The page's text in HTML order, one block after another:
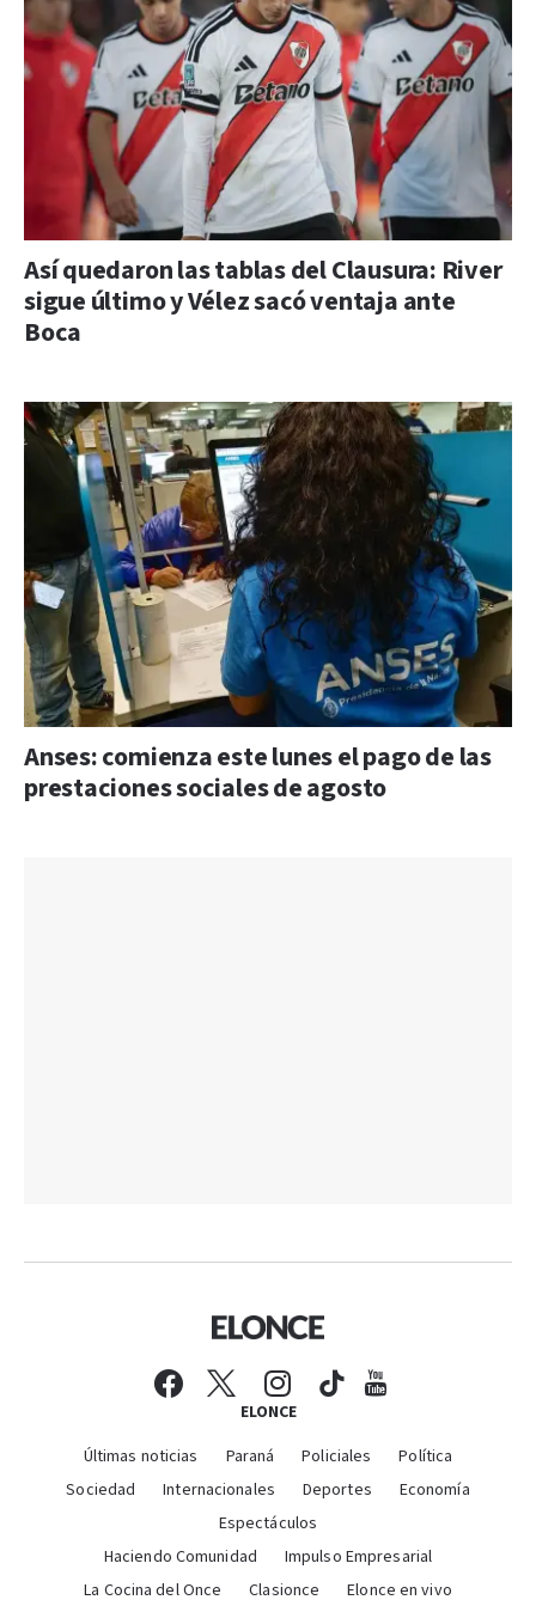
Así quedaron las tablas del Clausura: River
sigue último y Vélez sacó ventaja ante
Boca
Anses: comienza este lunes el pago de las
prestaciones sociales de agosto
ELONCE
Últimas noticias Paraná Policiales
Política
Sociedad
Internacionales Deportes
Economía
Espectáculos
Haciendo Comunidad
Impulso Empresarial
La Cocina del Once
Clasionce Elonce en vivo